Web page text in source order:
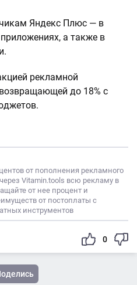
Яндекс Плюс — в
а также в
рекламной
до 18% с
от пополнения рекламного
Vitamin.tools всю рекламу в
от нее процент и
от постоплаты с
инструментов
0